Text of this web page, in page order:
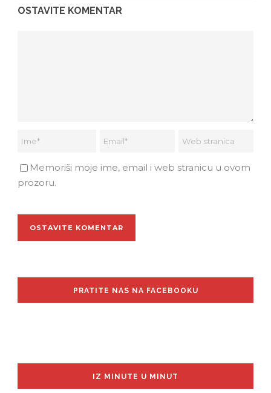
OSTAVITE KOMENTAR
Memoriši moje ime, email i web stranicu u ovom
prozoru.
PRATITE NAS NA FACEBOOKU
IZ MINUTE U MINUT